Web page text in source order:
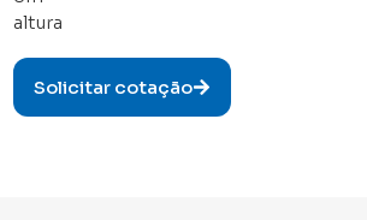
Solicitar cotação